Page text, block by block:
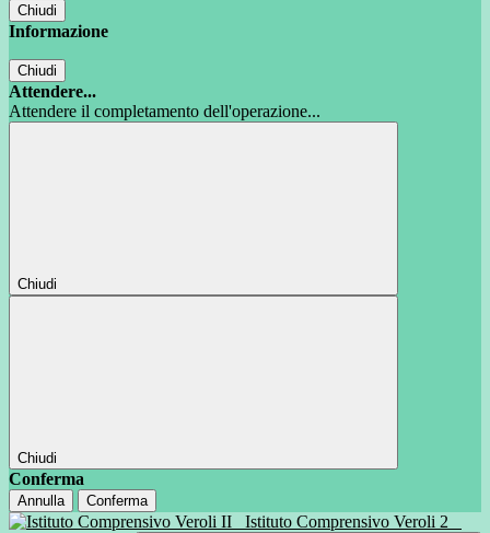
Chiudi
Informazione
Chiudi
Attendere...
Attendere il completamento dell'operazione...
Chiudi
Chiudi
Conferma
Annulla Conferma
Istituto Comprensivo Veroli 2